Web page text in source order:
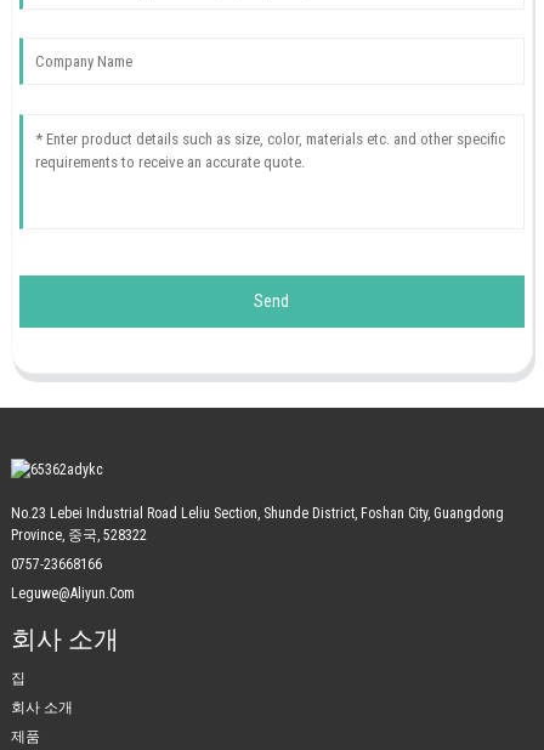
Send
No.23 Lebei Industrial Road Leliu Section, Shunde District, Foshan City, Guangdong
Province, 중국, 528322
0757-23668166
Leguwe@aliyun.com
회사 소개
집
회사 소개
제품